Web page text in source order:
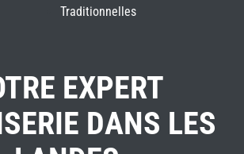
Traditionnelles
EXPERT
DANS LES